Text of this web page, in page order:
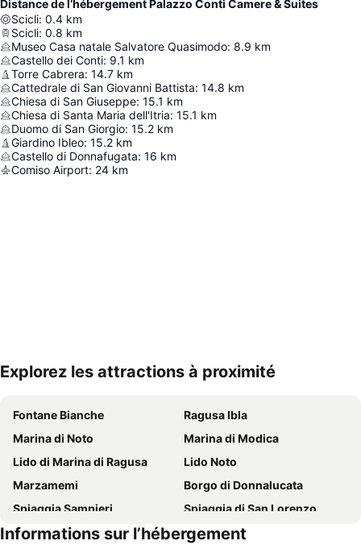
Distance de l’hébergement Palazzo Conti Camere & Suites
Scicli: 0.4 km
Scicli: 0.8 km
Museo Casa natale Salvatore Quasimodo: 8.9 km
Castello dei Conti: 9.1 km
Torre Cabrera: 14.7 km
Cattedrale di San Giovanni Battista: 14.8 km
Chiesa di San Giuseppe: 15.1 km
Chiesa di Santa Maria dell'Itria: 15.1 km
Duomo di San Giorgio: 15.2 km
Giardino Ibleo: 15.2 km
Castello di Donnafugata: 16 km
Comiso Airport: 24 km
Explorez les attractions à proximité
Fontane Bianche
Ragusa Ibla
Marina di Noto
Marina di Modica
Lido di Marina di Ragusa
Lido Noto
Marzamemi
Borgo di Donnalucata
Spiaggia Sampieri
Spiaggia di San Lorenzo
Ile de Correnti
Giardino Ibleo
Informations sur l’hébergement